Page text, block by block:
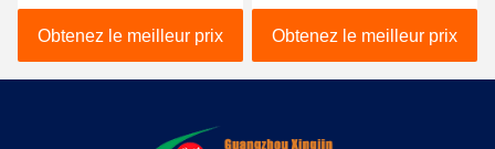
sécurité incendie dans les
milieux industriels
Obtenez le meilleur prix
Sécurité et fiabilité
Obtenez le meilleur prix